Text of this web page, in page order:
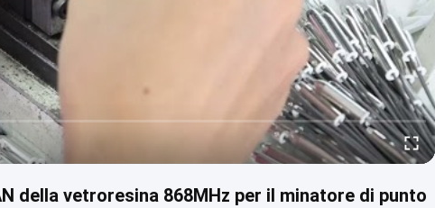
della vetroresina 868MHz per il minatore di punto